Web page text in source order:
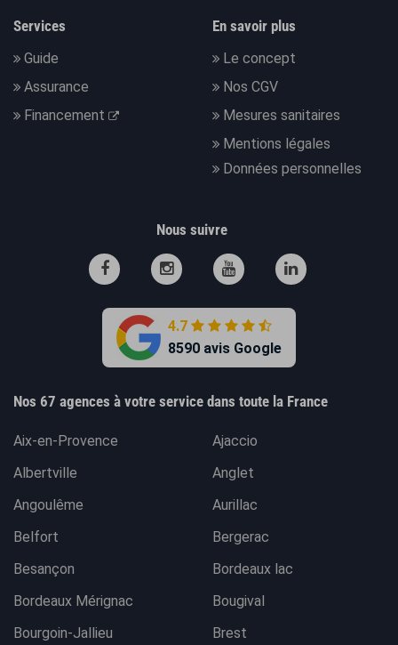
Services
Guide
Assurance
Financement
En savoir plus
Le concept
Nos CGV
Mesures sanitaires
Mentions légales
Données personnelles
Nous suivre
4.7
8590 avis Google
Nos 67 agences à votre service dans toute la France
Aix-en-Provence
Ajaccio
Albertville
Anglet
Angoulême
Aurillac
Belfort
Bergerac
Besançon
Bordeaux lac
Bordeaux Mérignac
Bougival
Bourgoin-Jallieu
Brest